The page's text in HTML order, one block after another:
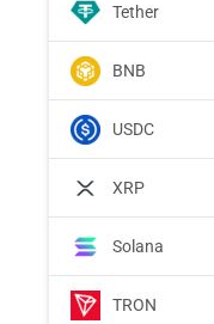
Tether
BNB
USDC
XRP
Solana
TRON